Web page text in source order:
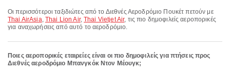
Οι περισσότεροι ταξιδιώτες από το Διεθνές Αεροδρόμιο Πουκέτ πετούν με
Thai AirAsia, Thai Lion Air,Thai Vietjet Air, τις πιο δημοφιλείς αεροπορικές
για αναχωρήσεις από αυτό το αεροδρόμιο.
Ποιες αεροπορικές εταιρείες είναι οι πιο δημοφιλείς για πτήσεις προς
Διεθνές αεροδρόμιο Μπανγκόκ Ντον Μέουγκ;